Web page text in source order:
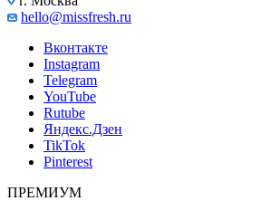
hello@missfresh.ru
Вконтакте
Instagram
Telegram
YouTube
Rutube
Яндекс.Дзен
TikTok
Pinterest
ПРЕМИУМ